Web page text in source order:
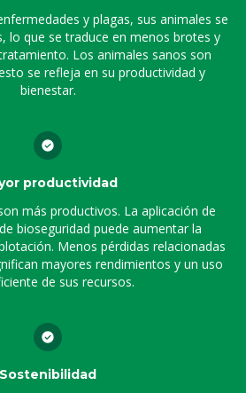
y plagas, sus animales se
lo que se traduce en menos brotes y
Los animales sanos son
se refleja en su productividad y
bienestar.
productividad
más productivos. La aplicación de
bioseguridad puede aumentar la
Menos pérdidas relacionadas
mayores rendimientos y un uso
de sus recursos.
Sostenibilidad